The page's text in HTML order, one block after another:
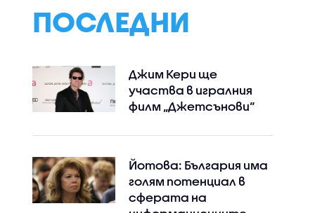
ПОСЛЕДНИ
Джим Кери ще
участва в игралния
филм „Джетсънови“
Йотова: България има
голям потенциал в
сферата на